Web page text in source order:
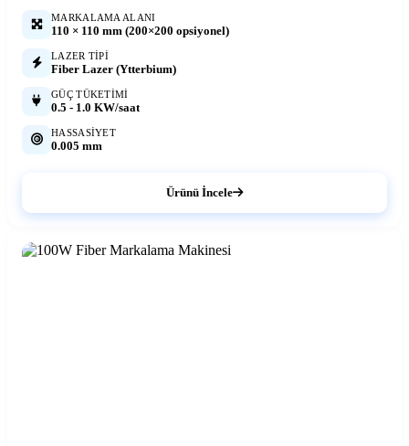
MARKALAMA ALANI
110 × 110 mm (200×200 opsiyonel)
LAZER TIPI
Fiber Lazer (Ytterbium)
GÜÇ TÜKETIMI
0.5 - 1.0 KW/saat
HASSASIYET
0.005 mm
Ürünü İncele